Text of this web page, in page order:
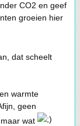
CO2 en geef
groeien hier
dat scheelt
warmte
geen
wat